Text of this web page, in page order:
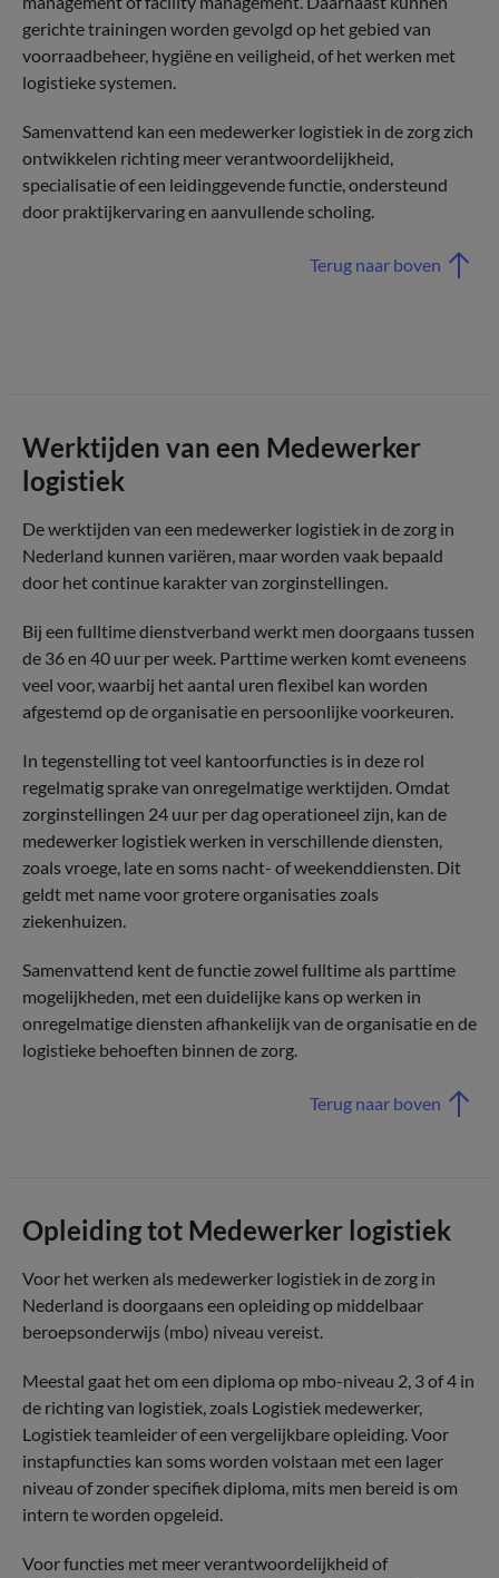
gerichte trainingen worden gevolgd op het gebied van
voorraadbeheer, hygiëne en veiligheid, of het werken met
logistieke systemen.
Samenvattend kan een medewerker logistiek in de zorg zich
ontwikkelen richting meer verantwoordelijkheid,
specialisatie of een leidinggevende functie, ondersteund
door praktijkervaring en aanvullende scholing.
Terug naar boven
Werktijden van een Medewerker
logistiek
De werktijden van een medewerker logistiek in de zorg in
Nederland kunnen variëren, maar worden vaak bepaald
door het continue karakter van zorginstellingen.
Bij een fulltime dienstverband werkt men doorgaans tussen
de 36 en 40 uur per week. Parttime werken komt eveneens
veel voor, waarbij het aantal uren flexibel kan worden
afgestemd op de organisatie en persoonlijke voorkeuren.
In tegenstelling tot veel kantoorfuncties is in deze rol
regelmatig sprake van onregelmatige werktijden. Omdat
zorginstellingen 24 uur per dag operationeel zijn, kan de
medewerker logistiek werken in verschillende diensten,
zoals vroege, late en soms nacht- of weekenddiensten. Dit
geldt met name voor grotere organisaties zoals
ziekenhuizen.
Samenvattend kent de functie zowel fulltime als parttime
mogelijkheden, met een duidelijke kans op werken in
onregelmatige diensten afhankelijk van de organisatie en de
logistieke behoeften binnen de zorg.
Terug naar boven
Opleiding tot Medewerker logistiek
Voor het werken als medewerker logistiek in de zorg in
Nederland is doorgaans een opleiding op middelbaar
beroepsonderwijs (mbo) niveau vereist.
Meestal gaat het om een diploma op mbo-niveau 2, 3 of 4 in
de richting van logistiek, zoals Logistiek medewerker,
Logistiek teamleider of een vergelijkbare opleiding. Voor
instapfuncties kan soms worden volstaan met een lager
niveau of zonder specifiek diploma, mits men bereid is om
intern te worden opgeleid.
Voor functies met meer verantwoordelijkheid of